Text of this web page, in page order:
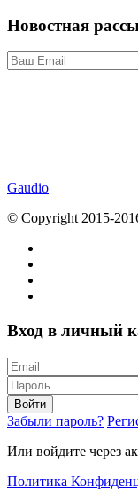
Новостная
Gaudio
© Copyright 2015-
Вход в личный
Войти
Забыли пароль?
Или войдите через
Политика